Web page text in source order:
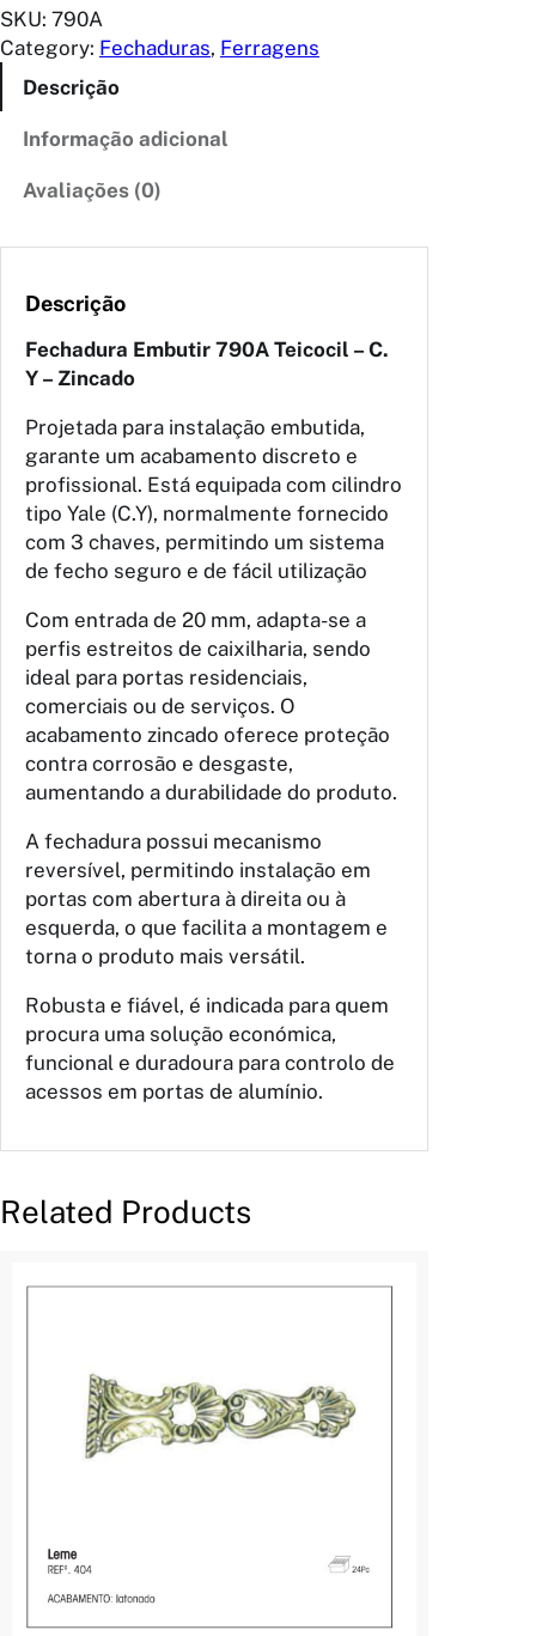
SKU: 790A
Category: Fechaduras, Ferragens
Descrição
Informação adicional
Avaliações (0)
Descrição
Fechadura Embutir 790A Teicocil – C.
Y – Zincado
Projetada para instalação embutida,
garante um acabamento discreto e
profissional. Está equipada com cilindro
tipo Yale (C.Y), normalmente fornecido
com 3 chaves, permitindo um sistema
de fecho seguro e de fácil utilização
Com entrada de 20 mm, adapta-se a
perfis estreitos de caixilharia, sendo
ideal para portas residenciais,
comerciais ou de serviços. O
acabamento zincado oferece proteção
contra corrosão e desgaste,
aumentando a durabilidade do produto.
A fechadura possui mecanismo
reversível, permitindo instalação em
portas com abertura à direita ou à
esquerda, o que facilita a montagem e
torna o produto mais versátil.
Robusta e fiável, é indicada para quem
procura uma solução económica,
funcional e duradoura para controlo de
acessos em portas de alumínio.
Related Products